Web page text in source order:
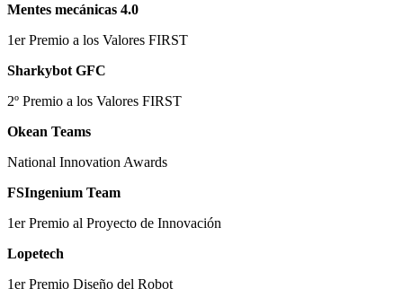
Mentes mecánicas 4.0
1er Premio a los Valores FIRST
Sharkybot GFC
2º Premio a los Valores FIRST
Okean Teams
National Innovation Awards
FSIngenium Team
1er Premio al Proyecto de Innovación
Lopetech
1er Premio Diseño del Robot